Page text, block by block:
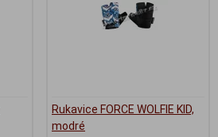
Rukavice FORCE WOLFIE KID,
modré